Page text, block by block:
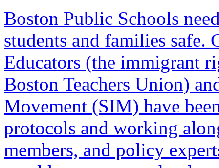
Boston Public Schools
students and families safe.
Educators (the immigrant
Boston Teachers Union)
Movement (SIM) have
protocols and working
members, and policy